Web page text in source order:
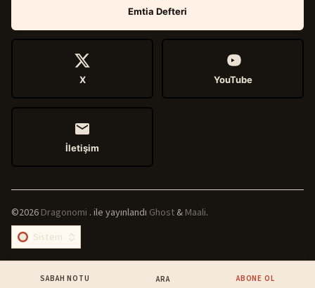
Emtia Defteri
X YouTube
İletişim
©2026Dragonomi .ile yayınlandı Ghost&Maali.
SABAH NOTU ARA ABONE OL